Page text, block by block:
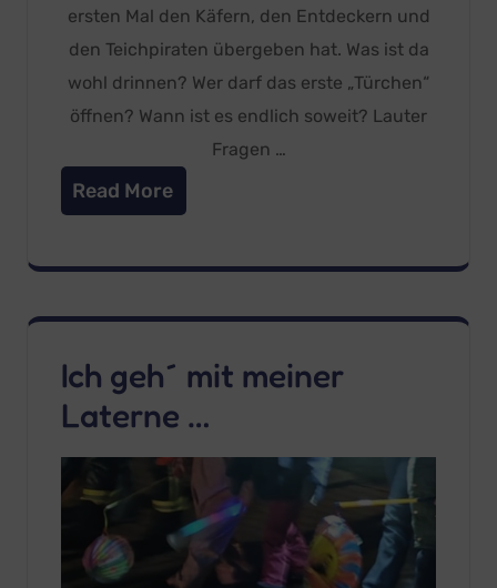
ersten Mal den Käfern, den Entdeckern und
den Teichpiraten übergeben hat. Was ist da
wohl drinnen? Wer darf das erste „Türchen“
öffnen? Wann ist es endlich soweit? Lauter
Fragen …
Read More
Ich geh´ mit meiner
Laterne …